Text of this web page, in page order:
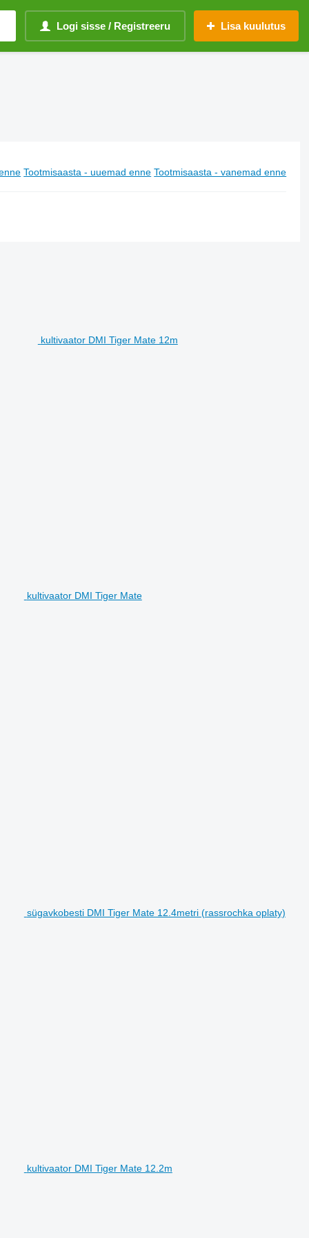
Logi sisse / Registreeru Lisa kuulutus
Tootmisaasta - uuemad enne Tootmisaasta - vanemad enne
kultivaator DMI Tiger Mate 12m
kultivaator DMI Tiger Mate
sügavkobesti DMI Tiger Mate 12.4metri (rassrochka oplaty)
kultivaator DMI Tiger Mate 12.2m